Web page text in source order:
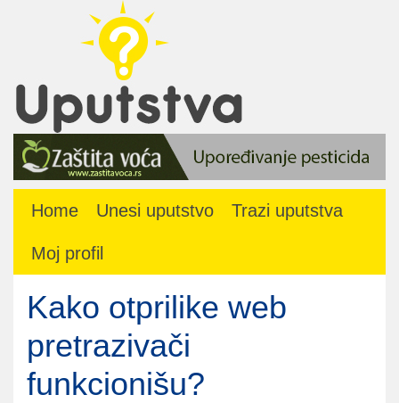
Home Unesi uputstvo Trazi uputstva
Moj profil
Kako otprilike web
pretrazivači
funkcionišu?